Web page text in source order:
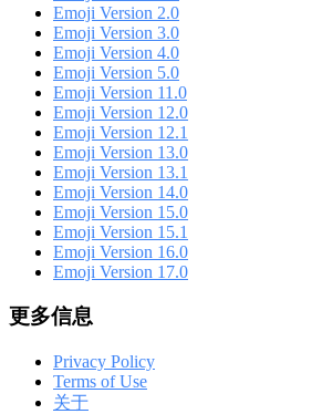
Emoji Version 2.0
Emoji Version 3.0
Emoji Version 4.0
Emoji Version 5.0
Emoji Version 11.0
Emoji Version 12.0
Emoji Version 12.1
Emoji Version 13.0
Emoji Version 13.1
Emoji Version 14.0
Emoji Version 15.0
Emoji Version 15.1
Emoji Version 16.0
Emoji Version 17.0
更多信息
Privacy Policy
Terms of Use
关于